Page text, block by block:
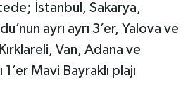
İstanbul, Sakarya,
ayrı ayrı 3’er, Yalova ve
Van, Adana ve
1’er Mavi Bayraklı plajı